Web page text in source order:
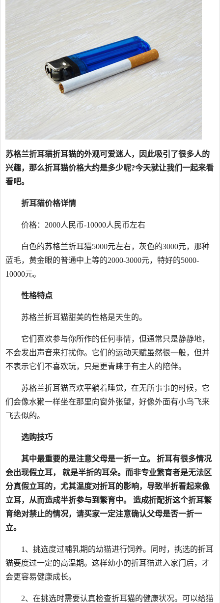
苏格兰折耳猫折耳猫的外观可爱迷人，因此吸引了很多人的
兴趣，那么折耳猫价格大约是多少呢?今天就让我们一起来看
看吧。
折耳猫价格详情
价格：2000人民币-10000人民币左右
白色的苏格兰折耳猫5000元左右，灰色的3000元，那种
蓝毛，黄金眼的普通中上等的2000-3000元，特好的5000-
10000元。
性格特点
苏格兰折耳猫甜美的性格是天生的。
它们喜欢参与你所作的任何事情，但通常只是静静地，
不会发出声音来打扰你。它们的运动天赋虽然很一般，但并
不表示它们不喜欢玩，只是更青睐于有主人的陪伴。
苏格兰折耳猫喜欢平躺着睡觉，在无所事事的时候，它
们会像水獭一样坐在那里向窗外张望，好像外面有小鸟飞来
飞去似的。
选购技巧
其中最重要的是注意父母是一折一立。 折耳有很多情况
会出现假立耳， 就是半折的耳朵。而非专业繁育者是无法区
分真假立耳的，尤其温度对折耳的影响，导致半折看起来像
立耳，从而造成半折参与到繁育中。 造成折配折这个折耳繁
育绝对禁止的情况，请买家一定注意确认父母是否一折一
立。
1、挑选度过哺乳期的幼猫进行饲养。同时，挑选的折耳
猫要度过一定的高温期。这样幼小的折耳猫进入家门后，才
会更容易健康成长。
2、在挑选时需要认真检查折耳猫的健康状况。可以给猫